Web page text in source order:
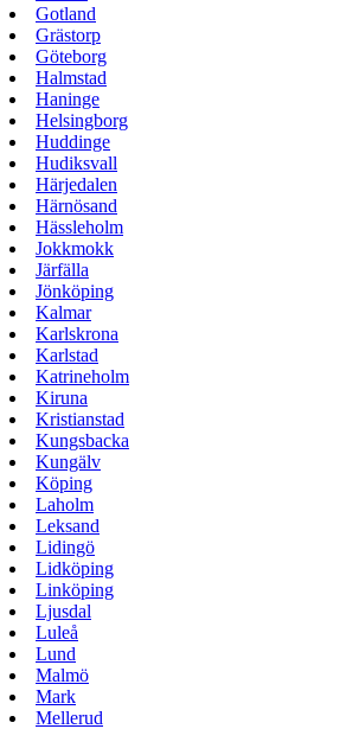
Gotland
Grästorp
Göteborg
Halmstad
Haninge
Helsingborg
Huddinge
Hudiksvall
Härjedalen
Härnösand
Hässleholm
Jokkmokk
Järfälla
Jönköping
Kalmar
Karlskrona
Karlstad
Katrineholm
Kiruna
Kristianstad
Kungsbacka
Kungälv
Köping
Laholm
Leksand
Lidingö
Lidköping
Linköping
Ljusdal
Luleå
Lund
Malmö
Mark
Mellerud